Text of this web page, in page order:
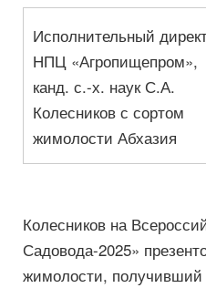
Исполнительный
НПЦ «Агропищепром»,
канд. с.-х. наук С.А.
Колесников с сортом
жимолости Абхазия
Колесников на
Садовода-2025»
жимолости, получивший